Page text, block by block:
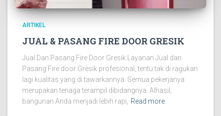
ARTIKEL
JUAL & PASANG FIRE DOOR GRESIK
Jual Dan Pasang Fire Door Gresik Layanan Jual dan
Pasang Fire door Gresik profesional, tentu tak di ragukan
lagi kualitas yang di tawarkannya. Semua pekerjanya
merupakan tenaga terampil dibidangnya. Alhasil,
bangunan Anda menjadi lebih rapi,
Read more